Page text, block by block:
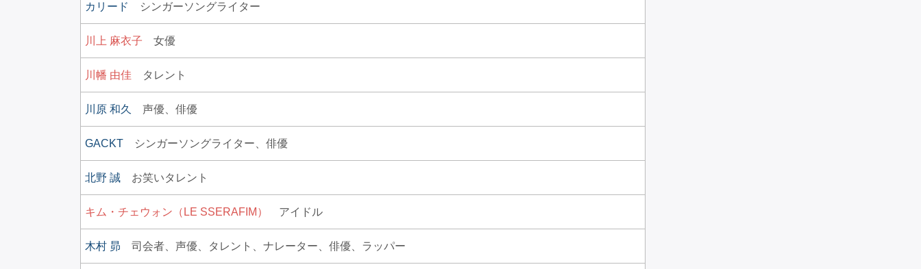
カリード シンガーソングライター
川上 麻衣子 女優
川幡 由佳 タレント
川原 和久 声優、 俳優
GACKT シンガーソングライター、 俳優
北野 誠 お笑いタレント
キム・チェウォン（LE SSERAFIM） アイドル
木村 昴 司会者、 声優、 タレント、 ナレーター、 俳優、 ラッパー